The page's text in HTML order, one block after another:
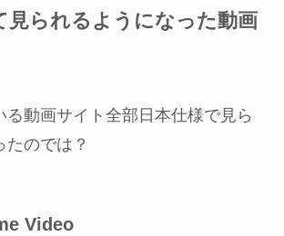
見られるようになった動画
る動画サイト全部日本仕様で見ら
たのでは？
Video